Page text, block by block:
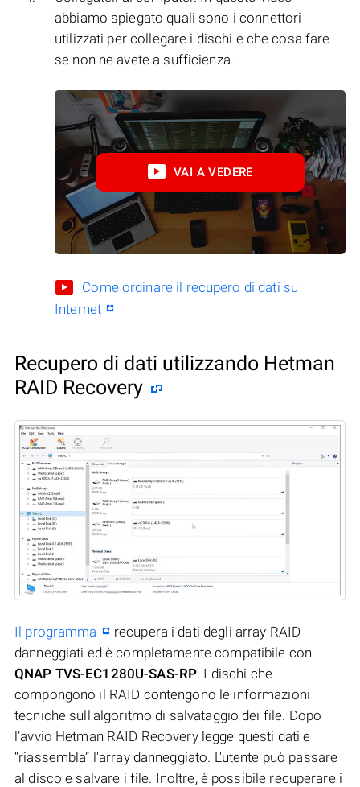
abbiamo spiegato quali sono i connettori
utilizzati per collegare i dischi e che cosa fare
se non ne avete a sufficienza.
VAI A VEDERE
Come ordinare il recupero di dati su
Internet
Recupero di dati utilizzando Hetman
RAID Recovery
Il programma
recupera i dati degli array RAID
danneggiati ed è completamente compatibile con
QNAP TVS-EC1280U-SAS-RP. I dischi che
compongono il RAID contengono le informazioni
tecniche sull'algoritmo di salvataggio dei file. Dopo
l’avvio Hetman RAID Recovery legge questi dati e
“riassembla” l'array danneggiato. L'utente può passare
al disco e salvare i file. Inoltre, è possibile recuperare i